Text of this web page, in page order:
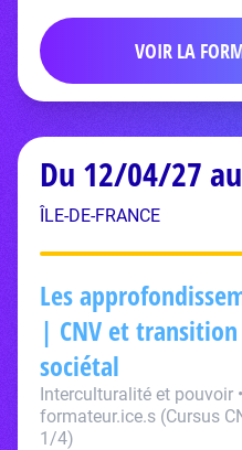
VOIR LA
Du 12/04/27
ÎLE-DE-FRANCE
Les
| CNV et
sociétal
Interculturalité et pouvoir
formateur.ice.s (Cursus
1/4)